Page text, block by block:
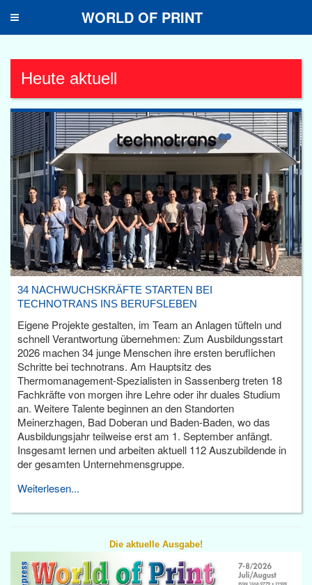
Toggle
WORLD OF PRINT
Heute aktuell
34 NACHWUCHSKRÄFTE STARTEN BEI
TECHNOTRANS INS BERUFSLEBEN
Eigene Projekte gestalten, im Team an Anlagen tüfteln und
schnell Verantwortung übernehmen: Zum Ausbildungsstart
2026 machen 34 junge Menschen ihre ersten beruflichen
Schritte bei technotrans. Am Hauptsitz des
Thermomanagement-Spezialisten in Sassenberg treten 18
Fachkräfte von morgen ihre Lehre oder ihr duales Studium
an. Weitere Talente beginnen an den Standorten
Meinerzhagen, Bad Doberan und Baden-Baden, wo das
Ausbildungsjahr teilweise erst am 1. September anfängt.
Insgesamt lernen und arbeiten aktuell 112 Auszubildende in
der gesamten Unternehmensgruppe.
Weiterlesen...
Die aktuelle Ausgabe!